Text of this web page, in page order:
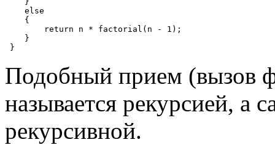
    else
    {
        return n * factorial(n - 1);
    }
Подобный прием (вызов
называется рекурсией, а
рекурсивной.